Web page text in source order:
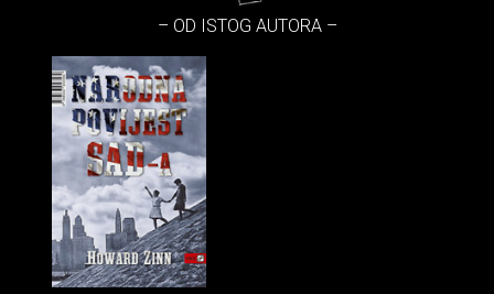
– OD ISTOG AUTORA –